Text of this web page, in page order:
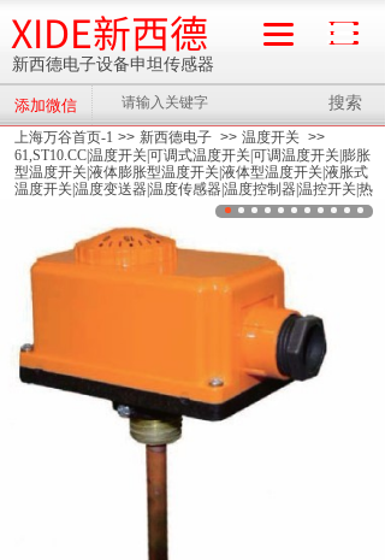
上海万谷首页-1 >> 新西德电子 >> 温度开关 >>
61,ST10.CC|温度开关|可调式温度开关|可调温度开关|膨胀
型温度开关|液体膨胀型温度开关|液体型温度开关|液胀式
温度开关|温度变送器|温度传感器|温度控制器|温控开关|热
保护器开关|微型控制开关|高限温度开关|低限温度开关|高
启温度开关|低启温度开关|温控器|热水温控器|管道温控器|
锅炉温控器|供热温控器|双金属式温控器|压力式温控器|
ST10.CC-090MOL1温度开关,可调式温度开关,可调温
度开关,膨胀型温度开关,液体膨胀型温度开关,液体型温度
开关,液胀式温度开关,温度变送器,温度传感器温度控制器
开关
搜索
添加微信
新西德电子设备申坦传感器
XIDE新西德